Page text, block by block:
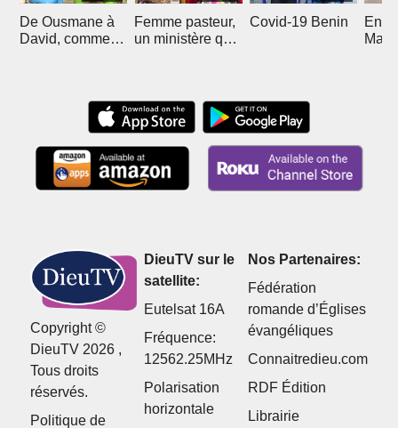
De Ousmane à
David, comment
Femme pasteur,
un ministère qui
Covid-19 Benin
En
Mali
Copyright ©
DieuTV 2026 ,
Tous droits
réservés.
Politique de
DieuTV sur le
satellite:
Eutelsat 16A
Fréquence:
12562.25MHz
Polarisation
horizontale
Nos Partenaires:
Fédération
romande d’Églises
évangéliques
Connaitredieu.com
RDF Édition
Librairie